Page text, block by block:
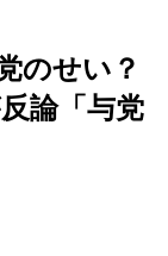
のせい？
論「与党